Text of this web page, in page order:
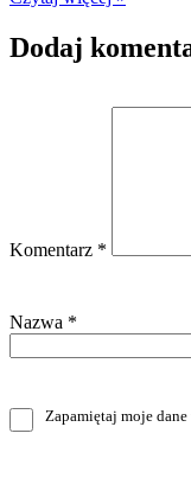
Dodaj
Komentarz *
Nazwa *
Zapamiętaj moje